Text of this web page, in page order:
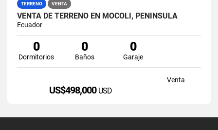
TERRENO VENTA
VENTA DE TERRENO EN MOCOLI, PENÍNSULA
Ecuador
0
Dormitorios
0
Baños
0
Garaje
Venta
US$498,000 USD